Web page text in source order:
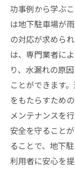
功事例から学ぶ
は地下駐車場が
の対応が求めら
は、専門業者に
り、水漏れの原
ことができます
をもたらすため
メンテナンスを
安全を守ること
ることで、地下
利用者に安心を